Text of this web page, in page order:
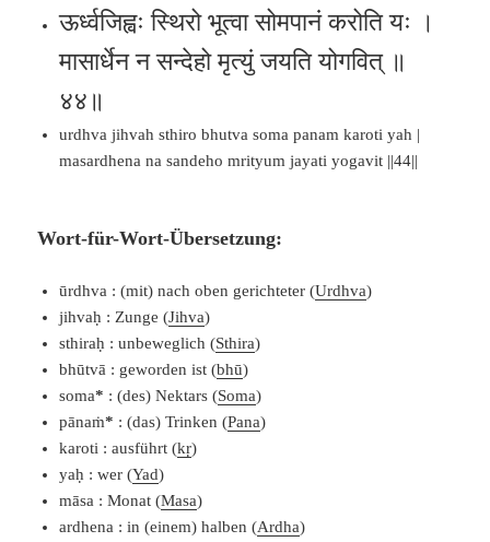
ऊर्ध्वजिह्वः स्थिरो भूत्वा सोमपानं करोति यः ।
मासार्धेन न सन्देहो मृत्युं जयति योगवित् ॥
४४॥
urdhva jihvah sthiro bhutva soma panam karoti yah |
masardhena na sandeho mrityum jayati yogavit ||44||
Wort-für-Wort-Übersetzung:
ūrdhva : (mit) nach oben gerichteter (Urdhva)
jihvaḥ : Zunge (Jihva)
sthiraḥ : unbeweglich (Sthira)
bhūtvā : geworden ist (bhū)
soma* : (des) Nektars (Soma)
pānaṁ* : (das) Trinken (Pana)
karoti : ausführt (kṛ)
yaḥ : wer (Yad)
māsa : Monat (Masa)
ardhena : in (einem) halben (Ardha)